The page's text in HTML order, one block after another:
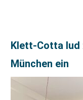
Klett-Cotta lud
München ein